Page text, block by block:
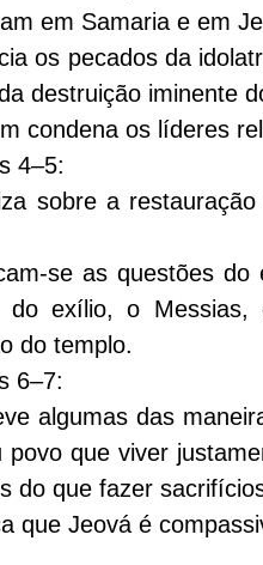
em Samaria e em
os pecados da
destruição iminente
condena os líderes
4–5:
sobre a
se as questões
do exílio, o
do templo.
6–7:
algumas das
povo que viver
do que fazer
que Jeová é